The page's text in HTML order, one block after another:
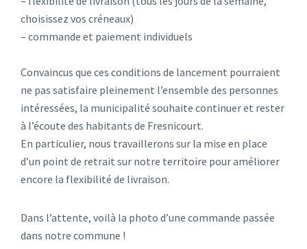
choisissez vos créneaux)
– commande et paiement individuels
Convaincus que ces conditions de lancement pourraient
ne pas satisfaire pleinement l’ensemble des personnes
intéressées, la municipalité souhaite continuer et rester
à l’écoute des habitants de Fresnicourt.
En particulier, nous travaillerons sur la mise en place
d’un point de retrait sur notre territoire pour améliorer
encore la flexibilité de livraison.
Dans l’attente, voilà la photo d’une commande passée
dans notre commune !